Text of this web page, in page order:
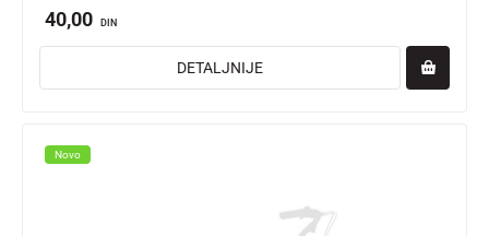
40,00 DIN
DETALJNIJE
Novo